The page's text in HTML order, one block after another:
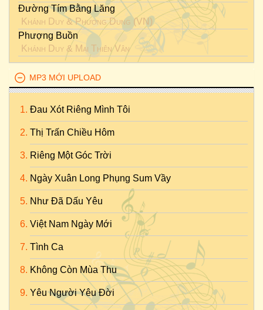
Đường Tím Bằng Lăng
Khánh Duy &Phương Dung (VN)
Phượng Buồn
Khánh Duy & Mai Thiên Vân
MP3 MỚI UPLOAD
Đau Xót Riêng Mình Tôi
Thị Trấn Chiều Hôm
Riêng Một Góc Trời
Ngày Xuân Long Phụng Sum Vầy
Như Đã Dấu Yêu
Việt Nam Ngày Mới
Tình Ca
Không Còn Mùa Thu
Yêu Người Yêu Đời